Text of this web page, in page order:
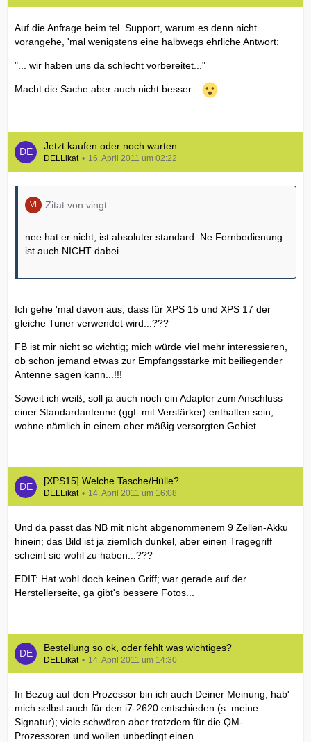
Auf die Anfrage beim tel. Support, warum es denn nicht
vorangehe, 'mal wenigstens eine halbwegs ehrliche Antwort:
"... wir haben uns da schlecht vorbereitet..."
Macht die Sache aber auch nicht besser...
Jetzt kaufen oder noch warten
DELLikat 16. April 2011 um 02:22
Zitat von vingt
nee hat er nicht, ist absoluter standard. Ne Fernbedienung
ist auch NICHT dabei.
Ich gehe 'mal davon aus, dass für XPS 15 und XPS 17 der
gleiche Tuner verwendet wird...???
FB ist mir nicht so wichtig; mich würde viel mehr interessieren,
ob schon jemand etwas zur Empfangsstärke mit beiliegender
Antenne sagen kann...!!!
Soweit ich weiß, soll ja auch noch ein Adapter zum Anschluss
einer Standardantenne (ggf. mit Verstärker) enthalten sein;
wohne nämlich in einem eher mäßig versorgten Gebiet...
[XPS15] Welche Tasche/Hülle?
DELLikat 14. April 2011 um 16:08
Und da passt das NB mit nicht abgenommenem 9 Zellen-Akku
hinein; das Bild ist ja ziemlich dunkel, aber einen Tragegriff
scheint sie wohl zu haben...???
EDIT: Hat wohl doch keinen Griff; war gerade auf der
Herstellerseite, ga gibt's bessere Fotos...
Bestellung so ok, oder fehlt was wichtiges?
DELLikat 14. April 2011 um 14:30
In Bezug auf den Prozessor bin ich auch Deiner Meinung, hab'
mich selbst auch für den i7-2620 entschieden (s. meine
Signatur); viele schwören aber trotzdem für die QM-
Prozessoren und wollen unbedingt einen...